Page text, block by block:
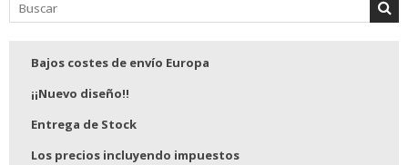
Bajos costes de envío Europa
¡¡Nuevo diseño!!
Entrega de Stock
Los precios incluyendo impuestos